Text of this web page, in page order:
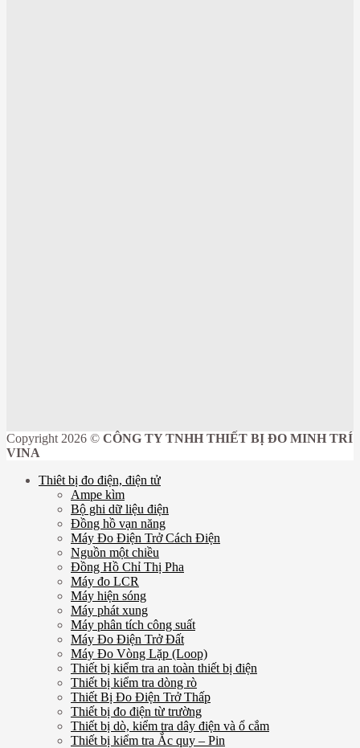
Copyright 2026 © CÔNG TY TNHH THIẾT BỊ ĐO MINH TRÍ
VINA
Thiêt bị đo điện, điện tử
Ampe kìm
Bộ ghi dữ liệu điện
Đồng hồ vạn năng
Máy Đo Điện Trở Cách Điện
Nguồn một chiều
Đồng Hồ Chỉ Thị Pha
Máy đo LCR
Máy hiện sóng
Máy phát xung
Máy phân tích công suất
Máy Đo Điện Trở Đất
Máy Đo Vòng Lặp (Loop)
Thiết bị kiểm tra an toàn thiết bị điện
Thiết bị kiểm tra dòng rò
Thiết Bị Đo Điện Trở Thấp
Thiết bị đo điện từ trường
Thiết bị dò, kiểm tra dây điện và ổ cắm
Thiết bị kiểm tra Ắc quy – Pin